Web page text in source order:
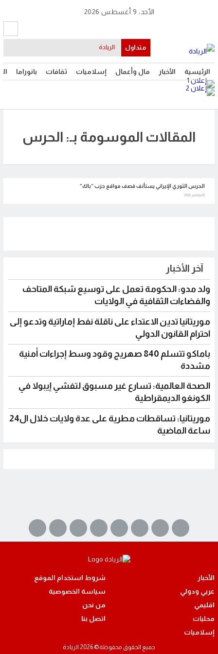
الرئيسية الأخبار مال وأعمال إسلاميات ثقافات بانوراما
الأحد، 9 أغسطس 2026
متداول الريادة
المقالات الموسومة بـ: الحرس
الحرس الثوري الإيراني يستأنف قصف مواقع حزب “باك”
22 نوفمبر 2022
آخر الأخبار
ولد مدو: الحكومة تعمل على توسيع شبكة المتاحف
والفضاءات الثقافية في الولايات
موريتانيا تدين الاعتداء على ناقلة نفط إماراتية وتدعو إلى
احترام القانون الدولي
باماكو تتسلم 840 صهريج وقود وسط إجراءات أمنية
مشددة
الصحة العالمية: تسارع غير مسبوق لتفشي إيبولا في
الكونغو الديمقراطية
موريتانيا: تساقطات مطرية على عدة ولايات خلال ال24
ساعة الماضية
الأخبار
عربي ودولي
اقليمي
محليات
إسلاميات
شروط استخدام الموقع
سياسة الخصوصية
من نحن
اتصل بنا
جميع الحقوق محفوظة© 2026 الريادة